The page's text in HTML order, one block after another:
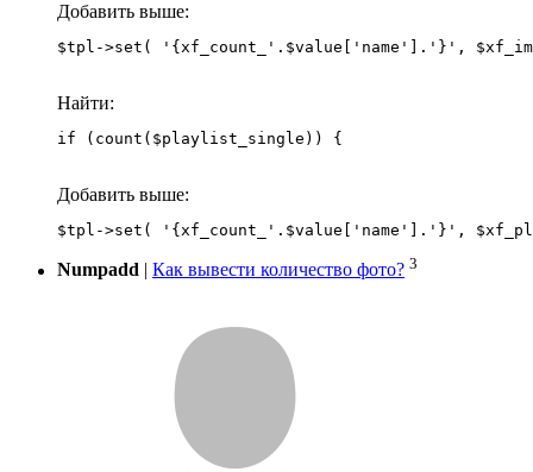
Добавить выше:
Найти:
if (count($playlist_single)) {
Добавить выше:
Numpadd Как вывести количество фото? 3